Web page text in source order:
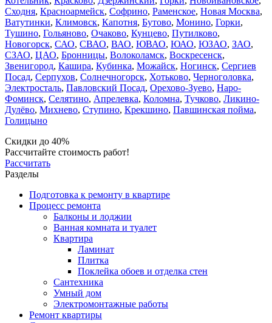
Сходня, Красноармейск, Софрино, Раменское, Новая Москва,
Ватутинки, Климовск, Капотня, Бутово, Монино, Горки,
Тушино, Гольяново, Очаково, Кунцево, Путилково,
Новогорск, САО, СВАО, ВАО, ЮВАО, ЮАО, ЮЗАО, ЗАО,
СЗАО, ЦАО, Бронницы, Волоколамск, Воскресенск,
Звенигород, Кашира, Кубинка, Можайск, Ногинск, Сергиев
Посад, Серпухов, Солнечногорск, Хотьково, Черноголовка,
Электросталь, Павловский Посад, Орехово-Зуево, Наро-
Фоминск, Селятино, Апрелевка, Коломна, Тучково, Ликино-
Дулёво, Михнево, Ступино, Крекшино, Павшинская пойма,
Голицыно
Скидки до 40%
Рассчитайте стоимость работ!
Рассчитать
Разделы
Подготовка к ремонту в квартире
Процесс ремонта
Балконы и лоджии
Ванная комната и туалет
Квартира
Ламинат
Плитка
Поклейка обоев и отделка стен
Сантехника
Умный дом
Электромонтажные работы
Ремонт квартиры